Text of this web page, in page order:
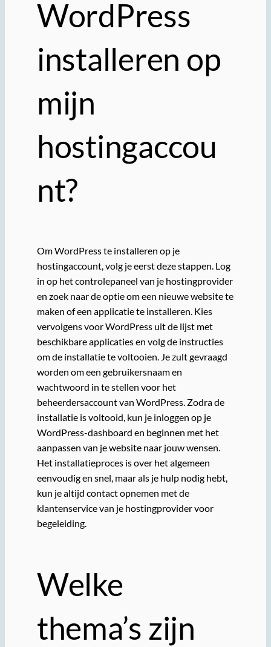
WordPress
installeren op
mijn
hostingaccou
nt?
Om WordPress te installeren op je
hostingaccount, volg je eerst deze stappen. Log
in op het controlepaneel van je hostingprovider
en zoek naar de optie om een nieuwe website te
maken of een applicatie te installeren. Kies
vervolgens voor WordPress uit de lijst met
beschikbare applicaties en volg de instructies
om de installatie te voltooien. Je zult gevraagd
worden om een gebruikersnaam en
wachtwoord in te stellen voor het
beheerdersaccount van WordPress. Zodra de
installatie is voltooid, kun je inloggen op je
WordPress-dashboard en beginnen met het
aanpassen van je website naar jouw wensen.
Het installatieproces is over het algemeen
eenvoudig en snel, maar als je hulp nodig hebt,
kun je altijd contact opnemen met de
klantenservice van je hostingprovider voor
begeleiding.
Welke
thema’s zijn